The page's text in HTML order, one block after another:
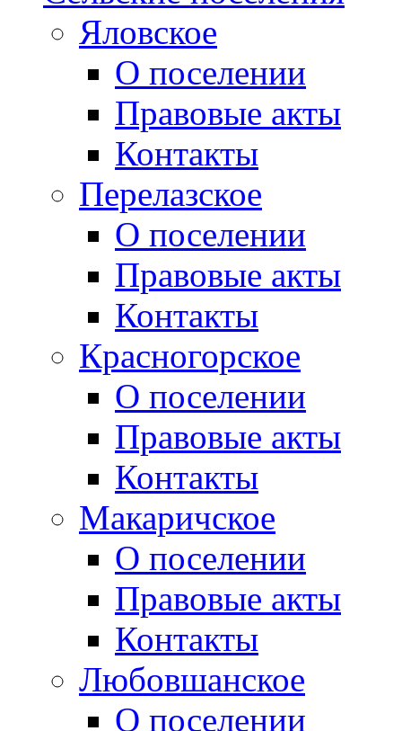
Яловское
О поселении
Правовые акты
Контакты
Перелазское
О поселении
Правовые акты
Контакты
Красногорское
О поселении
Правовые акты
Контакты
Макаричское
О поселении
Правовые акты
Контакты
Любовшанское
О поселении